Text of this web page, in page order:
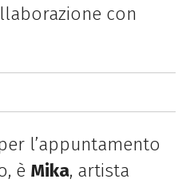
con
l’appuntamento
è Mika, artista